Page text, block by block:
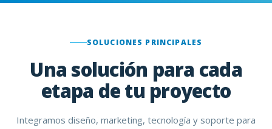
SOLUCIONES PRINCIPALES
Una solución para cada
etapa de tu proyecto
Integramos diseño, marketing, tecnología y soporte para